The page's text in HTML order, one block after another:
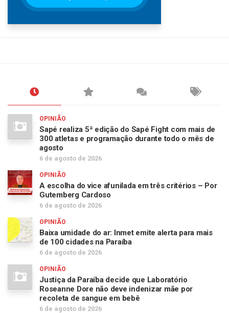
OPINIÃO
Sapé realiza 5ª edição do Sapé Fight com mais de
300 atletas e programação durante todo o mês de
agosto
6 de agosto de 2026
OPINIÃO
A escolha do vice afunilada em três critérios – Por
Gutemberg Cardoso
6 de agosto de 2026
OPINIÃO
Baixa umidade do ar: Inmet emite alerta para mais
de 100 cidades na Paraíba
6 de agosto de 2026
OPINIÃO
Justiça da Paraíba decide que Laboratório
Roseanne Dore não deve indenizar mãe por
recoleta de sangue em bebê
6 de agosto de 2026